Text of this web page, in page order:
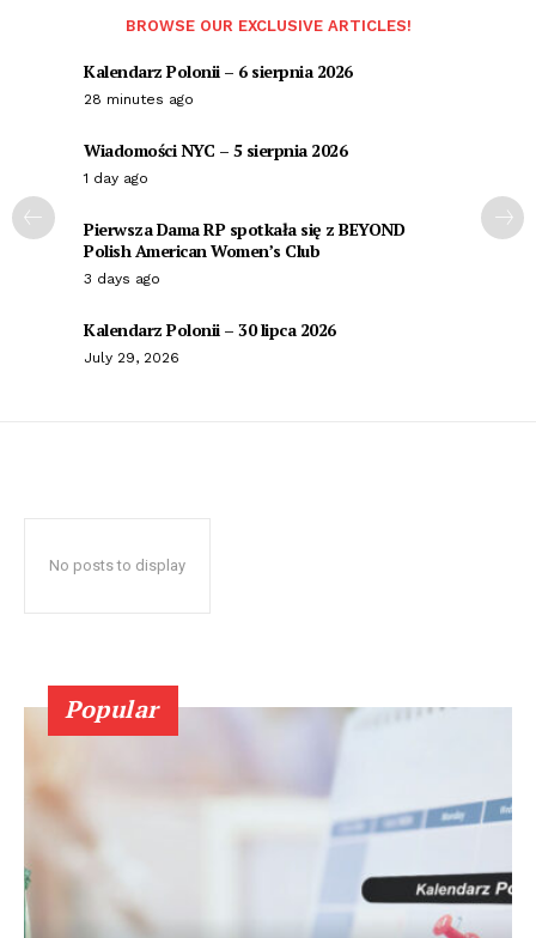
BROWSE OUR EXCLUSIVE ARTICLES!
Kalendarz Polonii – 6 sierpnia 2026
28 minutes ago
Wiadomości NYC – 5 sierpnia 2026
1 day ago
Pierwsza Dama RP spotkała się z BEYOND
Polish American Women’s Club
3 days ago
Kalendarz Polonii – 30 lipca 2026
July 29, 2026
No posts to display
Popular